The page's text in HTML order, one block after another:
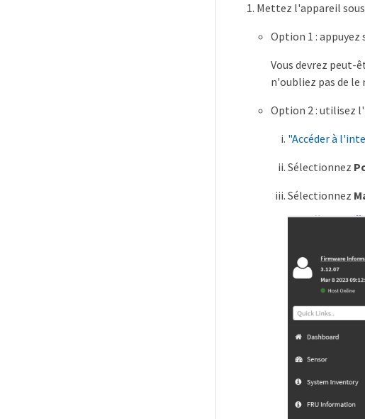
Mettez l'appareil
Option 1 :
Vous devrez peut-
n'oubliez pas de
Option 2 : utilisez
"Accéder à
Sélectionnez
Sélectionnez